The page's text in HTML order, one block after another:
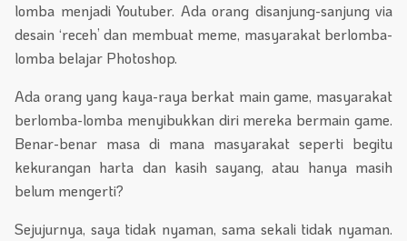
lomba menjadi Youtuber. Ada orang disanjung-sanjung via
desain ‘receh’ dan membuat meme, masyarakat berlomba-
lomba belajar Photoshop.
Ada orang yang kaya-raya berkat main game, masyarakat
berlomba-lomba menyibukkan diri mereka bermain game.
Benar-benar masa di mana masyarakat seperti begitu
kekurangan harta dan kasih sayang, atau hanya masih
belum mengerti?
Sejujurnya, saya tidak nyaman, sama sekali tidak nyaman.